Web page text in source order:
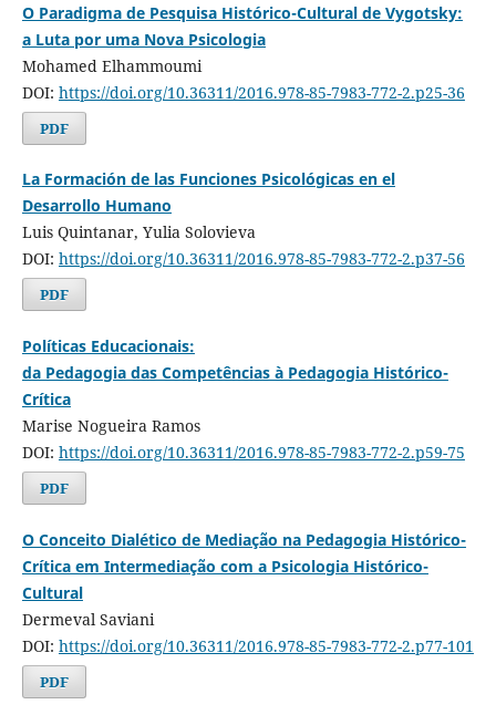
O Paradigma de Pesquisa Histórico-Cultural de Vygotsky:
a Luta por uma Nova Psicologia
Mohamed Elhammoumi
DOI: https://doi.org/10.36311/2016.978-85-7983-772-2.p25-36
PDF
La Formación de las Funciones Psicológicas en el
Desarrollo Humano
Luis Quintanar, Yulia Solovieva
DOI: https://doi.org/10.36311/2016.978-85-7983-772-2.p37-56
PDF
Políticas Educacionais:
da Pedagogia das Competências à Pedagogia Histórico-
Crítica
Marise Nogueira Ramos
DOI: https://doi.org/10.36311/2016.978-85-7983-772-2.p59-75
PDF
O Conceito Dialético de Mediação na Pedagogia Histórico-
Crítica em Intermediação com a Psicologia Histórico-
Cultural
Dermeval Saviani
DOI: https://doi.org/10.36311/2016.978-85-7983-772-2.p77-101
PDF